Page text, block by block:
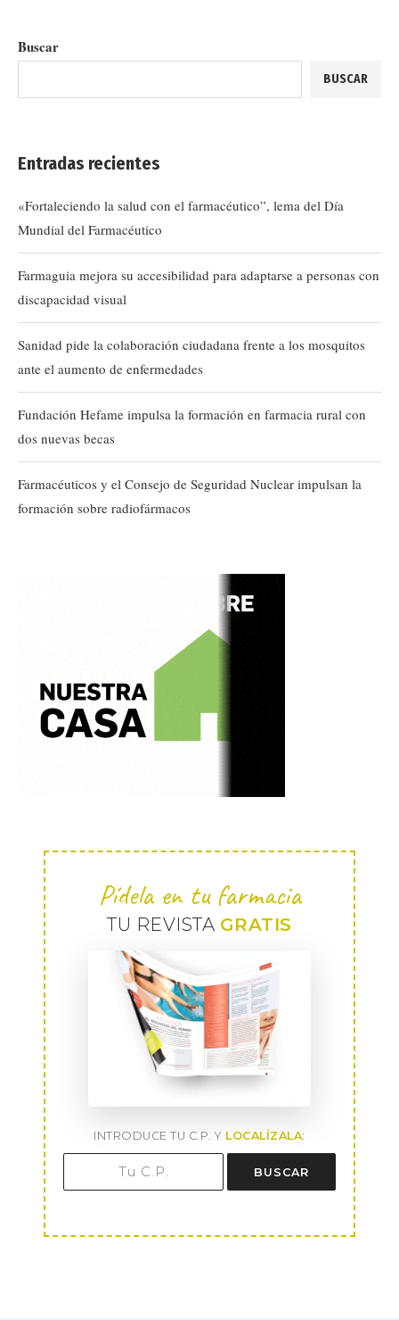
Buscar
BUSCAR
Entradas recientes
«Fortaleciendo la salud con el farmacéutico”, lema del Día
Mundial del Farmacéutico
Farmaguia mejora su accesibilidad para adaptarse a personas con
discapacidad visual
Sanidad pide la colaboración ciudadana frente a los mosquitos
ante el aumento de enfermedades
Fundación Hefame impulsa la formación en farmacia rural con
dos nuevas becas
Farmacéuticos y el Consejo de Seguridad Nuclear impulsan la
formación sobre radiofármacos
Pídela en tu farmacia
TU REVISTA GRATIS
INTRODUCE TU C.P. Y LOCALÍZALA:
BUSCAR